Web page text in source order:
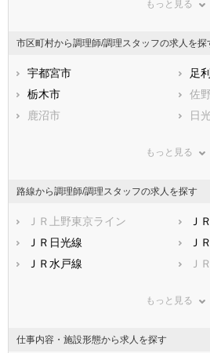
神奈川県
石川県
静岡県
滋賀県
兵庫県
山口県
福岡県
佐賀県
熊本県
鹿児島県
もっと見る
市区町村から調理師/調理スタッフの求人を探
宇都宮市
足
栃木市
佐
鹿沼市
日
矢板
那須烏山市
下野
河内郡上三川町
芳
芳賀郡茂木町
芳
芳賀郡芳賀町
下
那
もっと見る
路線から調理師/調理スタッフの求人を探す
ＪＲ上野東京ライン
Ｊ
ＪＲ日光線
Ｊ
ＪＲ水戸線
Ｊ
東
真岡鐵道
もっと見る
仕事内容・施設形態から求人を探す